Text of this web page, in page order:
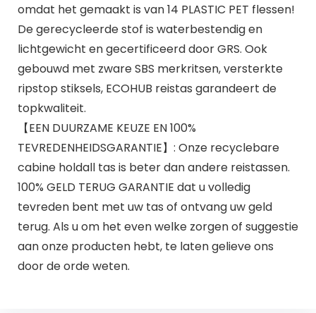
omdat het gemaakt is van 14 PLASTIC PET flessen!
De gerecycleerde stof is waterbestendig en
lichtgewicht en gecertificeerd door GRS. Ook
gebouwd met zware SBS merkritsen, versterkte
ripstop stiksels, ECOHUB reistas garandeert de
topkwaliteit.
【EEN DUURZAME KEUZE EN 100%
TEVREDENHEIDSGARANTIE】: Onze recyclebare
cabine holdall tas is beter dan andere reistassen.
100% GELD TERUG GARANTIE dat u volledig
tevreden bent met uw tas of ontvang uw geld
terug. Als u om het even welke zorgen of suggestie
aan onze producten hebt, te laten gelieve ons
door de orde weten.